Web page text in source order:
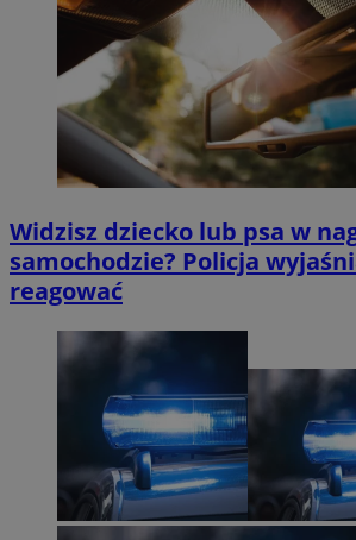
Widzisz dziecko lub psa w
samochodzie? Policja
reagować